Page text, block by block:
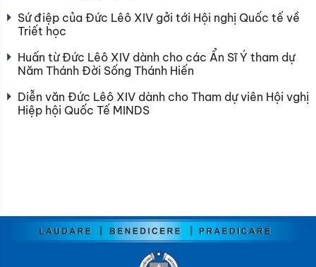
Sứ điệp của Đức Lêô XIV gởi tới Hội nghị Quốc tế về
Triết học
Huấn từ Đức Lêô XIV dành cho các Ẩn Sĩ Ý tham dự
Năm Thánh Đời Sống Thánh Hiến
Diễn văn Đức Lêô XIV dành cho Tham dự viên Hội vghị
Hiệp hội Quốc Tế MINDS